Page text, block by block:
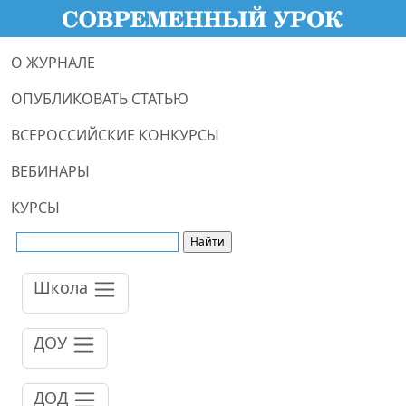
О ЖУРНАЛЕ
ОПУБЛИКОВАТЬ СТАТЬЮ
ВСЕРОССИЙСКИЕ КОНКУРСЫ
ВЕБИНАРЫ
КУРСЫ
Школа
ДОУ
ДОД